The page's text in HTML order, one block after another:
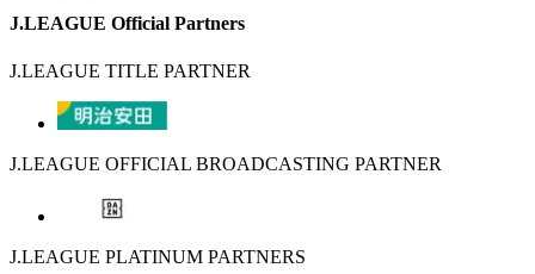
J.LEAGUE Official Partners
J.LEAGUE TITLE PARTNER
J.LEAGUE OFFICIAL BROADCASTING PARTNER
J.LEAGUE PLATINUM PARTNERS